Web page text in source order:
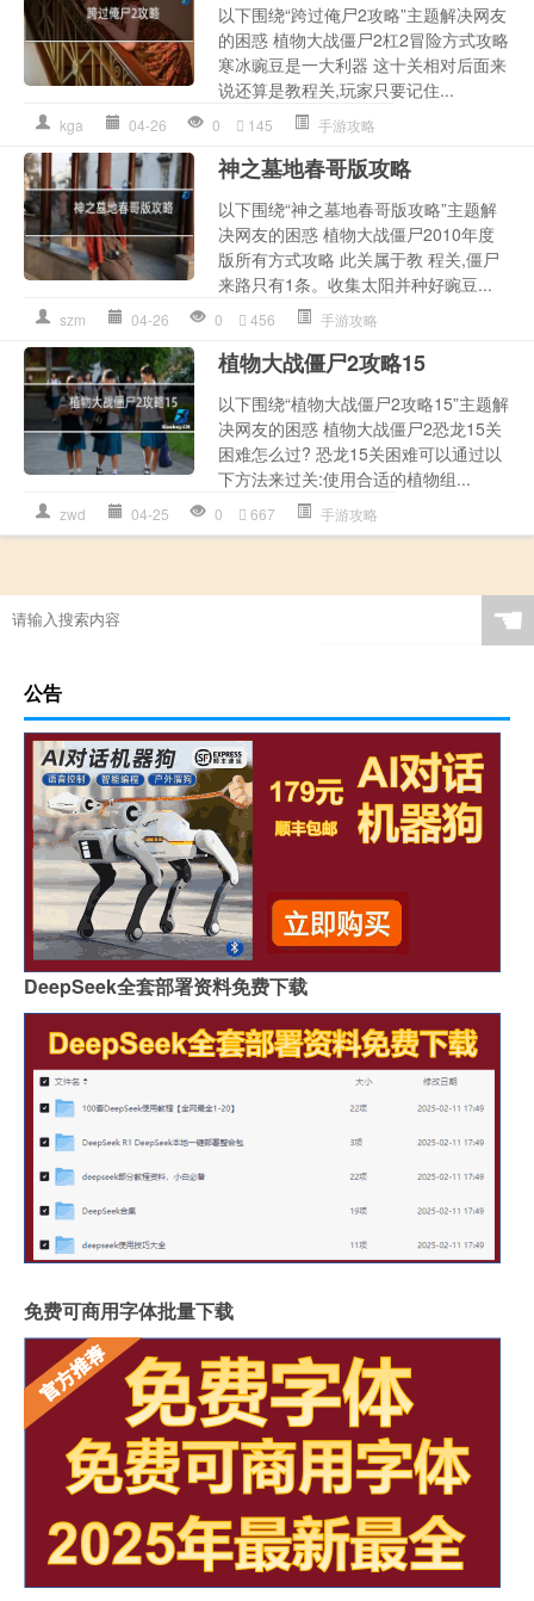
以下围绕“跨过俺尸2攻略”主题解决网友
的困惑 植物大战僵尸2杠2冒险方式攻略
寒冰豌豆是一大利器 这十关相对后面来
说还算是教程关,玩家只要记住...
kga 04-26 0 145 手游攻略
神之墓地春哥版攻略
以下围绕“神之墓地春哥版攻略”主题解
决网友的困惑 植物大战僵尸2010年度
版所有方式攻略 此关属于教 程关,僵尸
来路只有1条。收集太阳并种好豌豆...
szm 04-26 0 456 手游攻略
植物大战僵尸2攻略15
以下围绕“植物大战僵尸2攻略15”主题解
决网友的困惑 植物大战僵尸2恐龙15关
困难怎么过? 恐龙15关困难可以通过以
下方法来过关:使用合适的植物组...
zwd 04-25 0 667 手游攻略
☚
公告
DeepSeek全套部署资料免费下载
免费可商用字体批量下载